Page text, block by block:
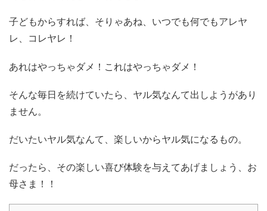
子どもからすれば、そりゃあね、いつでも何でもアレヤ
レ、コレヤレ！
あれはやっちゃダメ！これはやっちゃダメ！
そんな毎日を続けていたら、ヤル気なんて出しようがあり
ません。
だいたいヤル気なんて、楽しいからヤル気になるもの。
だったら、その楽しい喜び体験を与えてあげましょう、お
母さま！！